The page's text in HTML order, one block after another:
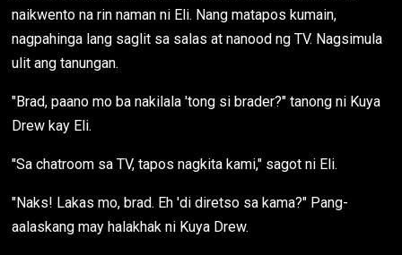
naikwento na rin naman ni Eli. Nang matapos kumain,
nagpahinga lang saglit sa salas at nanood ng TV. Nagsimula
ulit ang tanungan.
"Brad, paano mo ba nakilala 'tong si brader?" tanong ni Kuya
Drew kay Eli.
"Sa chatroom sa TV, tapos nagkita kami," sagot ni Eli.
"Naks! Lakas mo, brad. Eh 'di diretso sa kama?" Pang-
aalaskang may halakhak ni Kuya Drew.